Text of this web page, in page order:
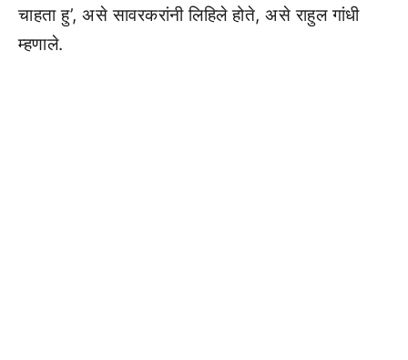
चाहता हु’, असे सावरकरांनी लिहिले होते, असे राहुल गांधी
म्हणाले.